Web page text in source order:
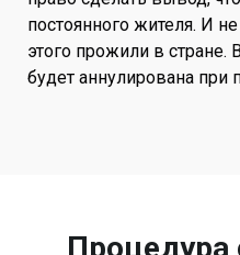
постоянного жителя. И
этого прожили в стране.
будет аннулирована при